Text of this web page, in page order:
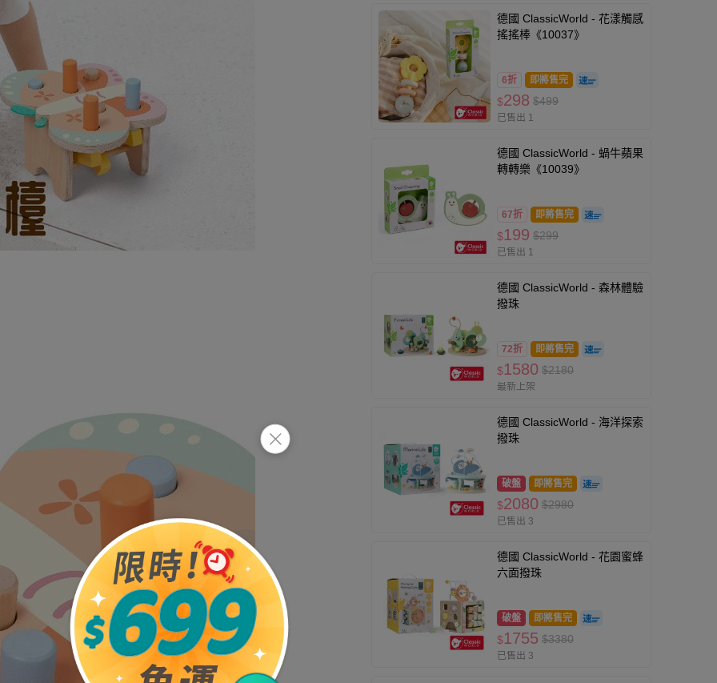
德國 ClassicWorld - 花漾觸感
搖搖棒《10037》
6折 即將售完
$298 $499
已售出 1
德國 ClassicWorld - 蝸牛蘋果
轉轉樂《10039》
67折 即將售完
$199 $299
已售出 1
德國 ClassicWorld - 森林體驗
撥珠
72折 即將售完
$1580 $2180
最新上架
德國 ClassicWorld - 海洋探索
撥珠
破盤 即將售完
$2080 $2980
已售出 3
德國 ClassicWorld - 花園蜜蜂
六面撥珠
破盤 即將售完
$1755 $3380
已售出 3